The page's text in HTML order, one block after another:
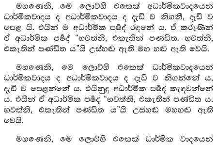
මහණෙනි, මෙ ලොව්හි එකෙක් අධාර්මිකවාදයෙන්
ධාර්මිකවාදය ද අධාර්මිකවාදය ද දැඩි ව නිගනී, දැඩි ව
පෙළ යි. එයින් ම අධාර්මික පර්‍ෂද් රඳනේ ය. ඒ කරුණින්
ඒ අධාර්මික පර්‍ෂද් “භවත්නි, එකැතින් පණ්ඩිත. භවත්නි,
එකැතින් පණ්ඩිත ය”යි උස්හඬ ඇති මහ හඬ ඇති වෙයි.
මහණෙනි, මෙ ලොව්හි එකෙක් ධාර්මිකවාදයෙන්
ධාර්මිකවාදය ද අධාර්මිකවාදය ද දැඩි ව නිගන්නේ ය,
දැඩි ව පෙළන්නේ ය. එයිනුදු අධාර්මික පර්‍ෂද් කැඳවන්නේ
ය. එයින් ඒ අධාර්මික පර්‍ෂද් “භවත්නි, එකැතින් පණ්ඩිත ය.
භවත්නි, එකැතින් පණ්ඩිත ය”යි උස්හඬ මහහඬ ඇති
වෙයි.
මහණෙනි, මෙ ලොව්හි එකෙක් ධාර්මික වාදයෙන්